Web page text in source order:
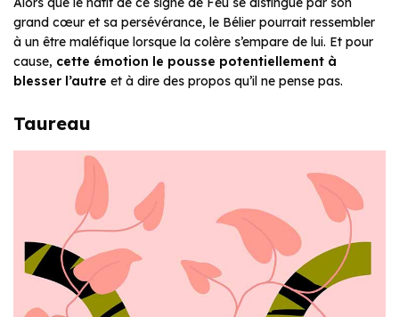
grand cœur et sa persévérance, le Bélier pourrait ressembler
à un être maléfique lorsque la colère s’empare de lui. Et pour
cause, cette émotion le pousse potentiellement à
blesser l’autre et à dire des propos qu’il ne pense pas.
Taureau